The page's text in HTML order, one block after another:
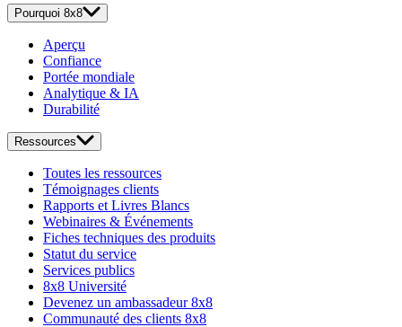
Pourquoi 8x8
Aperçu
Confiance
Portée mondiale
Analytique & IA
Durabilité
Ressources
Toutes les ressources
Témoignages clients
Rapports et Livres Blancs
Webinaires & Événements
Fiches techniques des produits
Statut du service
Services publics
8x8 Université
Devenez un ambassadeur 8x8
Communauté des clients 8x8